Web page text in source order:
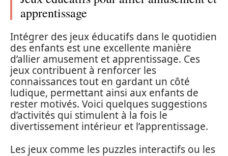
apprentissage
Intégrer des jeux éducatifs dans le quotidien
des enfants est une excellente manière
d’allier amusement et apprentissage. Ces
jeux contribuent à renforcer les
connaissances tout en gardant un côté
ludique, permettant ainsi aux enfants de
rester motivés. Voici quelques suggestions
d’activités qui stimulent à la fois le
divertissement intérieur et l’apprentissage.
Les jeux comme les puzzles interactifs ou les